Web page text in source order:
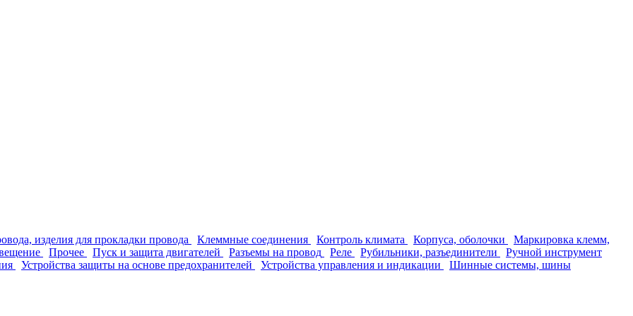
изделия для прокладки провода Клеммные соединения Контроль климата Корпуса, оболочки
Маркировка клемм,
Прочее Пуск и защита двигателей Разъемы на провод Реле Рубильники, разъединители
Ручной инструмент
Устройства защиты на основе предохранителей Устройства управления и индикации
Шинные системы, шины